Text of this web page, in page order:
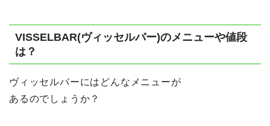
VISSELBAR(ヴィッセルバー)のメニューや値段
は？
ヴィッセルバーにはどんなメニューが
あるのでしょうか？